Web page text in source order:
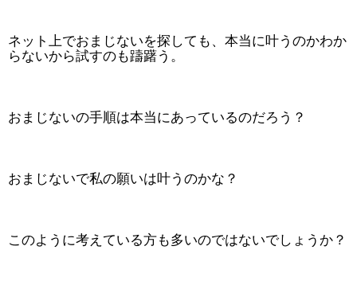
ネット上でおまじないを探しても、本当に叶うのかわか
らないから試すのも躊躇う。
おまじないの手順は本当にあっているのだろう？
おまじないで私の願いは叶うのかな？
このように考えている方も多いのではないでしょうか？